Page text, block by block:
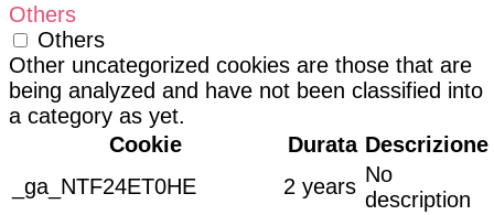
Others
Others
Other uncategorized cookies are those that are
being analyzed and have not been classified into
a category as yet.
Cookie
Durata Descrizione
_ga_NTF24ET0HE
2 years No
description